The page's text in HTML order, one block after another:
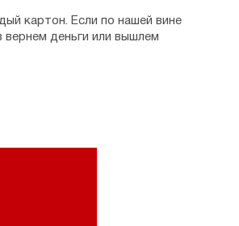
картон. Если по нашей вине
деньги или вышлем